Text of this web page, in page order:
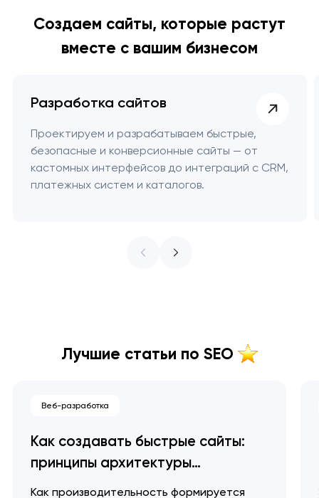
Создаем сайты, которые растут
вместе с вашим бизнесом
Разработка сайтов
Проектируем и разрабатываем быстрые,
безопасные и конверсионные сайты — от
кастомных интерфейсов до интеграций с CRM,
платежных систем и каталогов.
Лучшие статьи по SEO
Веб-разработка
Как создавать быстрые сайты:
принципы архитектуры
производительности
Как производительность формируется